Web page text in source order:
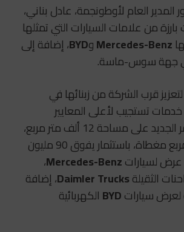
العام لأوطونجمة، عادل بناني،
من علامات السيارات التي تمثلها
Mercedes-BenzوBYD، إضافة إلى
جهة سوس-ماسة.
لتعزيز قرب الشركة من زبنائها في
تستجيب لأعلى المعايير
العالمية. يمتد المقر الجديد على مساحة 12 ألف متر مربع،
منها 5 آلاف متر مربع مغطاة، باستثمار يفوق 90 مليون
لسياراتMercedes-Benz،
الثقيلةDaimler Trucks، إضافة
سياراتBYD الكهربائية